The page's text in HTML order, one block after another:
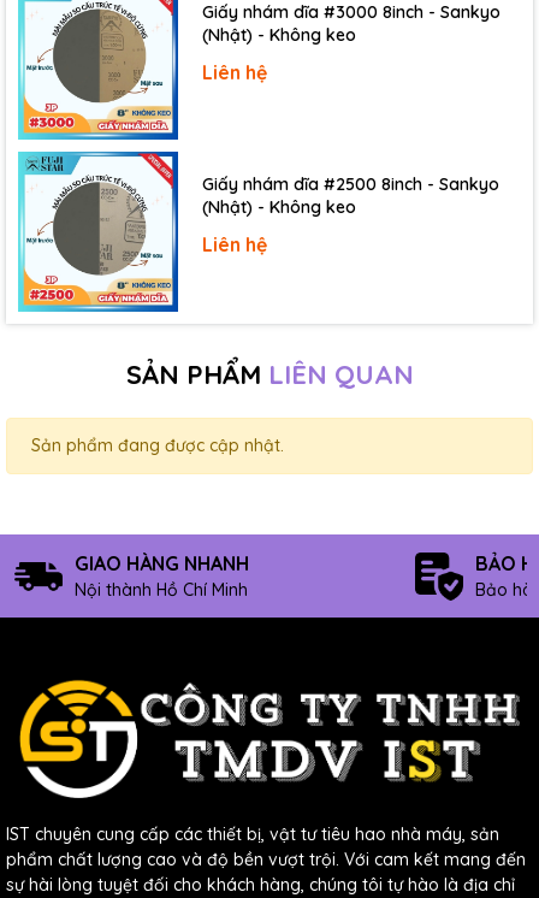
Giấy nhám dĩa #3000 8inch - Sankyo
(Nhật) - Không keo
Liên hệ
Giấy nhám dĩa #2500 8inch - Sankyo
(Nhật) - Không keo
Liên hệ
SẢN PHẨM LIÊN QUAN
Sản phẩm đang được cập nhật.
GIAO HÀNG NHANH
Nội thành Hồ Chí Minh
BẢO
Bảo
IST chuyên cung cấp các thiết bị, vật tư tiêu hao nhà máy, sản
phẩm chất lượng cao và độ bền vượt trội. Với cam kết mang đến
sự hài lòng tuyệt đối cho khách hàng, chúng tôi tự hào là địa chỉ